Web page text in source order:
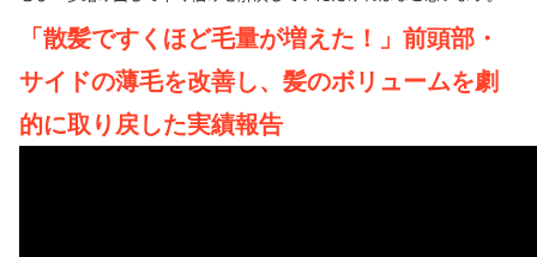
「散髪ですくほど毛量が増えた！」前頭部・
サイドの薄毛を改善し、髪のボリュームを劇
的に取り戻した実績報告